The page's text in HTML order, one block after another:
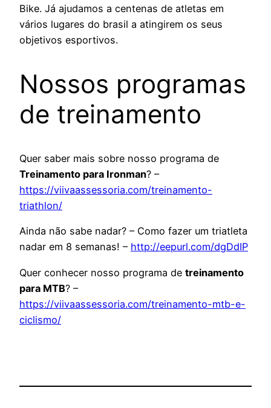
Bike. Já ajudamos a centenas de atletas em
vários lugares do brasil a atingirem os seus
objetivos esportivos.
Nossos programas
de treinamento
Quer saber mais sobre nosso programa de
Treinamento para Ironman? –
https://viivaassessoria.com/treinamento-
triathlon/
Ainda não sabe nadar? – Como fazer um triatleta
nadar em 8 semanas! – http://eepurl.com/dgDdIP
Quer conhecer nosso programa de treinamento
para MTB? –
https://viivaassessoria.com/treinamento-mtb-e-
ciclismo/